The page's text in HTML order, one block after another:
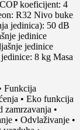
koeficijent: 4
R32 Nivo buke
jedinica): 50 dB
jedinice
jedinice
8 kg Masa
Funkcija
• Eko funkcija
zamrzavanja •
• Odvlaživanje •